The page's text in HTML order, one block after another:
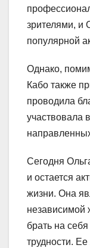
зрителями, и
популярной
Однако,
Кабо также
проводила
участвовала
Сегодня
и остается
жизни. Она
независимой
брать на
трудности.